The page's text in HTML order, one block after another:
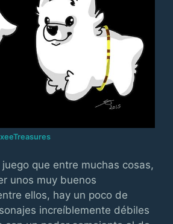
juego que entre muchas cosas,
unos muy buenos
ellos, hay un poco de
increíblemente débiles